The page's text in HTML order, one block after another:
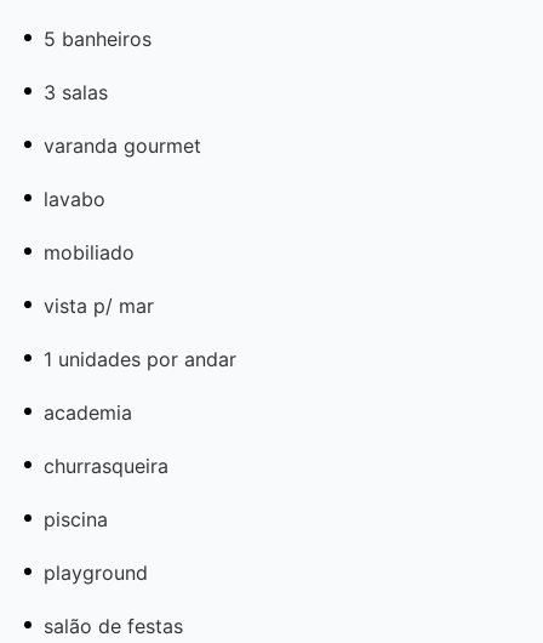
5 banheiros
3 salas
varanda gourmet
lavabo
mobiliado
vista p/ mar
1 unidades por andar
academia
churrasqueira
piscina
playground
salão de festas